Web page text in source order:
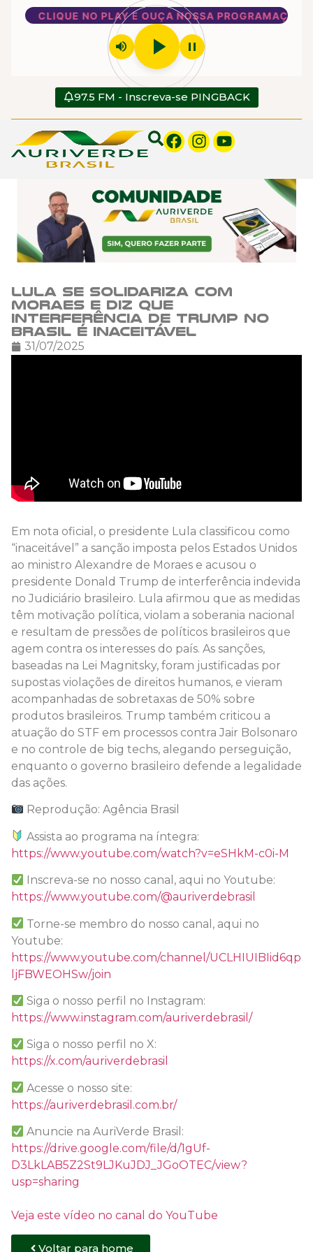
CLIQUE NO PLAY E OUÇA NOSSA PROGRAMAÇÃO
volume_up play_arrow pause
97.5 FM - Inscreva-se PINGBACK
Lula se solidariza com
Moraes e diz que
interferência de Trump no
Brasil é inaceitável
31/07/2025
Em nota oficial, o presidente Lula classificou como
“inaceitável” a sanção imposta pelos Estados Unidos
ao ministro Alexandre de Moraes e acusou o
presidente Donald Trump de interferência indevida
no Judiciário brasileiro. Lula afirmou que as medidas
têm motivação política, violam a soberania nacional
e resultam de pressões de políticos brasileiros que
agem contra os interesses do país. As sanções,
baseadas na Lei Magnitsky, foram justificadas por
supostas violações de direitos humanos, e vieram
acompanhadas de sobretaxas de 50% sobre
produtos brasileiros. Trump também criticou a
atuação do STF em processos contra Jair Bolsonaro
e no controle de big techs, alegando perseguição,
enquanto o governo brasileiro defende a legalidade
das ações.
Reprodução: Agência Brasil
Assista ao programa na íntegra:
https://www.youtube.com/watch?v=eSHkM-c0i-M
Inscreva-se no nosso canal, aqui no Youtube:
https://www.youtube.com/@auriverdebrasil
Torne-se membro do nosso canal, aqui no
Youtube:
https://www.youtube.com/channel/UCLHIUIBIid6qp
ljFBWEOHSw/join
Siga o nosso perfil no Instagram:
https://www.instagram.com/auriverdebrasil/
Siga o nosso perfil no X:
https://x.com/auriverdebrasil
Acesse o nosso site:
https://auriverdebrasil.com.br/
Anuncie na AuriVerde Brasil:
https://drive.google.com/file/d/1gUf-
D3LkLAB5Z2St9LJKuJDJ_JGoOTEC/view?
usp=sharing
Veja este vídeo no canal do YouTube
Voltar para home